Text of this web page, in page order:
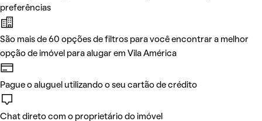
preferências
São mais de 60 opções de filtros para você encontrar a melhor
opção de imóvel para alugar em Vila América
Pague o aluguel utilizando o seu cartão de crédito
Chat direto com o proprietário do imóvel